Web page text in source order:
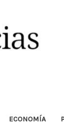
ECONOMÍA